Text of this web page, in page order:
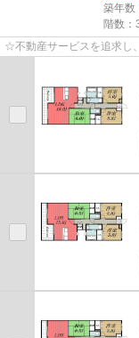
築年数
階数：
☆不動産サービスを追求し